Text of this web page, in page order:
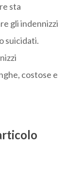
sta
gli indennizzi
suicidati.
costose e